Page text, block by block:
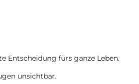
Entscheidung fürs ganze Leben.
unsichtbar.